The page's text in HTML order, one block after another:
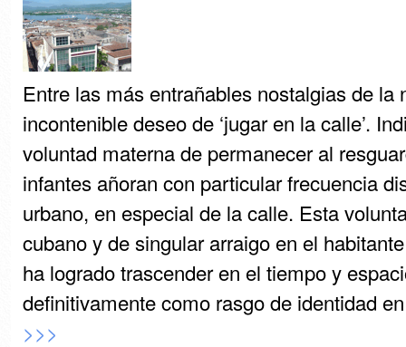
Entre las más entrañables nostalgias de la
incontenible deseo de ‘jugar en la calle’.
voluntad materna de permanecer al
infantes añoran con particular frecuencia
urbano, en especial de la calle. Esta
cubano y de singular arraigo en el
ha logrado trascender en el tiempo y
definitivamente como rasgo de identidad
>>>